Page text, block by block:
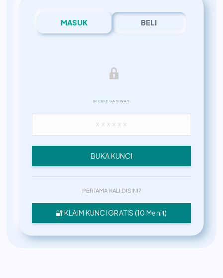
MASUK BELI
SECURE GATEWAY
BUKA KUNCI
PERTAMA KALI DISINI?
🔐 KLAIM KUNCI GRATIS (10 Menit)